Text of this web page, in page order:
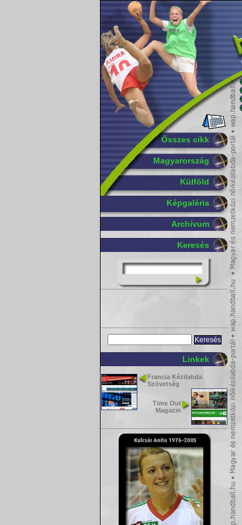
Összes cikk
Magyarország
Külföld
Képgaléria
Archívum
Keresés
Linkek
Francia Kézilabda
Szövetség
Time Out
Magazin